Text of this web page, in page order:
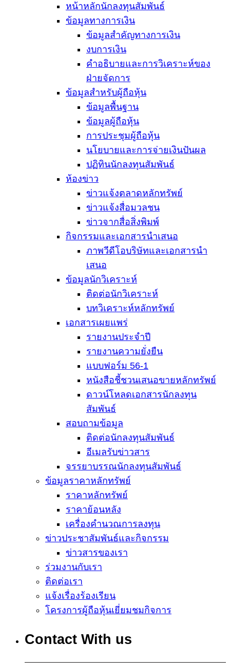
หน้าหลักนักลงทุนสัมพันธ์
ข้อมูลทางการเงิน
ข้อมูลสำคัญทางการเงิน
งบการเงิน
คำอธิบายและการวิเคราะห์ของ
ฝ่ายจัดการ
ข้อมูลสำหรับผู้ถือหุ้น
ข้อมูลพื้นฐาน
ข้อมูลผู้ถือหุ้น
การประชุมผู้ถือหุ้น
นโยบายและการจ่ายเงินปันผล
ปฏิทินนักลงทุนสัมพันธ์
ห้องข่าว
ข่าวแจ้งตลาดหลักทรัพย์
ข่าวแจ้งสื่อมวลชน
ข่าวจากสื่อสิ่งพิมพ์
กิจกรรมและเอกสารนำเสนอ
ภาพวีดีโอบริษัทและเอกสารนำ
เสนอ
ข้อมูลนักวิเคราะห์
ติดต่อนักวิเคราะห์
บทวิเคราะห์หลักทรัพย์
เอกสารเผยแพร่
รายงานประจำปี
รายงานความยั่งยืน
แบบฟอร์ม 56-1
หนังสือชี้ชวนเสนอขายหลักทรัพย์
ดาวน์โหลดเอกสารนักลงทุน
สัมพันธ์
สอบถามข้อมูล
ติดต่อนักลงทุนสัมพันธ์
อีเมลรับข่าวสาร
จรรยาบรรณนักลงทุนสัมพันธ์
ข้อมูลราคาหลักทรัพย์
ราคาหลักทรัพย์
ราคาย้อนหลัง
เครื่องคำนวณการลงทุน
ข่าวประชาสัมพันธ์และกิจกรรม
ข่าวสารของเรา
ร่วมงานกับเรา
ติดต่อเรา
แจ้งเรื่องร้องเรียน
โครงการผู้ถือหุ้นเยี่ยมชมกิจการ
Contact With us